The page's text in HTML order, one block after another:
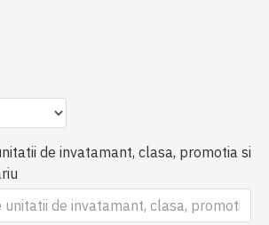
de invatamant, clasa, promotia si